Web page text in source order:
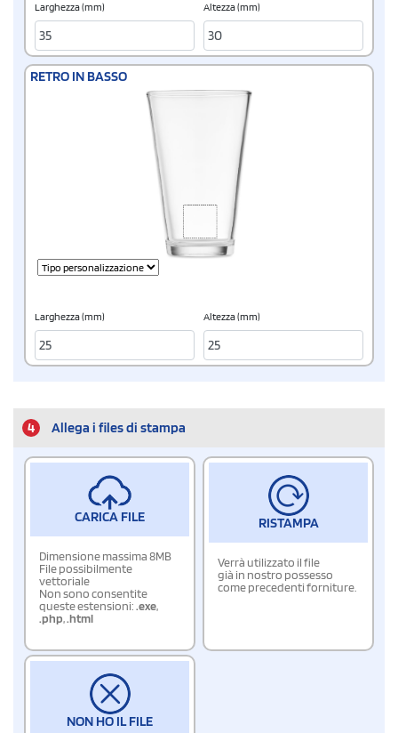
Larghezza (mm) Altezza (mm)
RETRO IN BASSO
Larghezza (mm) Altezza (mm)
4 Allega i files di stampa
CARICA FILE
Dimensione massima 8MB
File possibilmente
vettoriale
Non sono consentite
queste estensioni:.exe,
.php,.html
RISTAMPA
Verrà utilizzato il file
già in nostro possesso
come precedenti forniture.
NON HO IL FILE